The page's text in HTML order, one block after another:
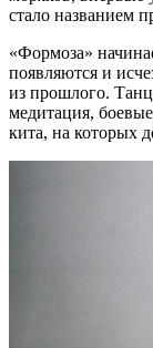
стало названием
«Формоза»
появляются и
из прошлого.
медитация,
кита, на которых